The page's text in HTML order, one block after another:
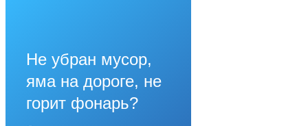
Не убран мусор,
яма на дороге, не
горит фонарь?